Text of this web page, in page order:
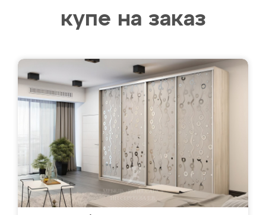
купе на заказ